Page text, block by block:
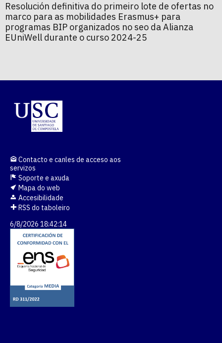
Resolución definitiva do primeiro lote de ofertas no
marco para as mobilidades Erasmus+ para
programas BIP organizados no seo da Alianza
EUniWell durante o curso 2024-25
Contacto e canles de acceso aos
servizos
Soporte e axuda
Mapa do web
Accesibilidade
RSS do taboleiro
6/8/2026 18:42:14